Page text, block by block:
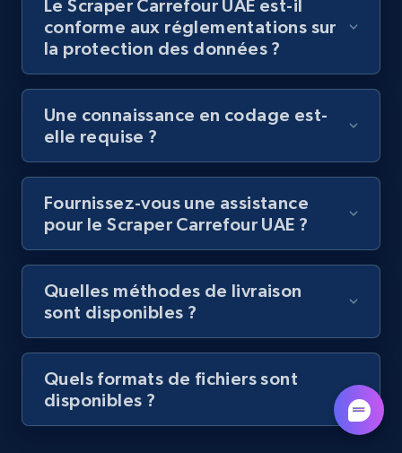
Youtube - Videos posts - Discovery videos
Video length, Likes, Views, and more.
8.1K+ 714+ Essai gratuit
Amazon Reviews
URL, Product name, Product rating, Product
rating object, Product rating max, Rating,
Author name, Asin, and more.
7.4K+ 870+ Essai gratuit
Le Scraper Carrefour UAE est-il
conforme aux réglementations sur
la protection des données ?
Une connaissance en codage est-
elle requise ?
Fournissez-vous une assistance
pour le Scraper Carrefour UAE ?
Quelles méthodes de livraison
sont disponibles ?
Quels formats de fichiers sont
disponibles ?